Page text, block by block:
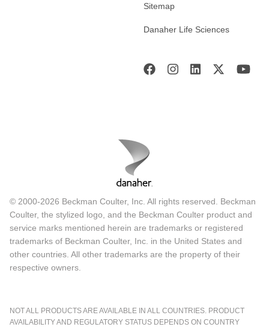
Sitemap
Danaher Life Sciences
© 2000-2026 Beckman Coulter, Inc. All rights reserved. Beckman
Coulter, the stylized logo, and the Beckman Coulter product and
service marks mentioned herein are trademarks or registered
trademarks of Beckman Coulter, Inc. in the United States and
other countries. All other trademarks are the property of their
respective owners.
NOT ALL PRODUCTS ARE AVAILABLE IN ALL COUNTRIES. PRODUCT
AVAILABILITY AND REGULATORY STATUS DEPENDS ON COUNTRY